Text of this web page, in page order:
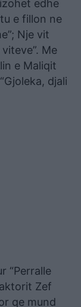
edhe
e fillon ne
Nje vit
Me
e Maliqit
djali
“Perralle
Zef
qe mund